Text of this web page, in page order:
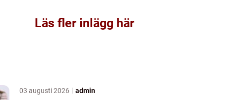
Läs fler inlägg här
03 augusti 2026 admin